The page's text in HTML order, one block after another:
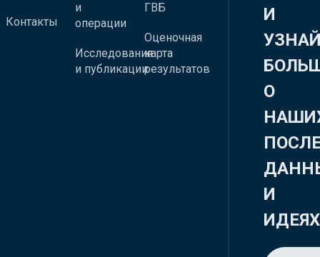
Контакты
и
операции
Исследования
и публикации
ГВБ
Оценочная
карта
результатов
И
О
И
ИДЕЯХ